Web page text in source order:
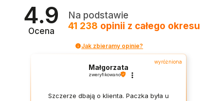
4.9
Ocena
Na podstawie
41 238 opinii z całego okresu
Jak zbieramy opinie?
wyróżniona
Małgorzata
zweryfikowano
Szczerze dbają o klienta. Paczka była u